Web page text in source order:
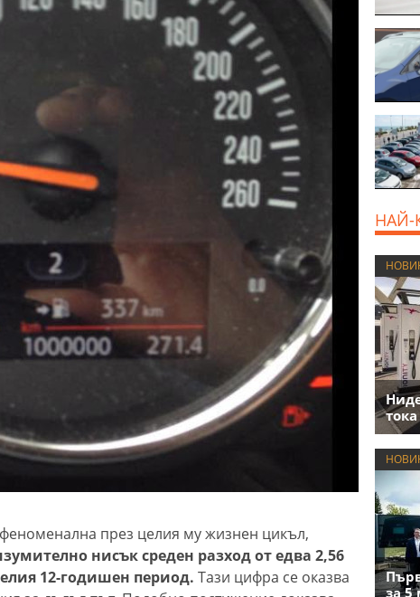
през целия му жизнен цикъл,
нисък среден разход от едва 2,56
12-годишен период. Тази цифра се оказва
НАЙ-
за 5